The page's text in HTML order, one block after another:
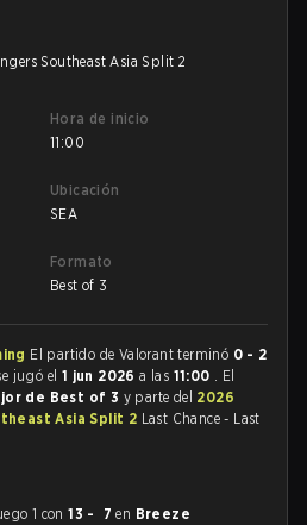
Southeast Asia Split 2
Hora de inicio
11:00
Ubicación
SEA
Formato
Best of 3
El partido de Valorant terminó 0 - 2
jugó el 1 jun 2026a las 11:00 . El
de Best of 3 y parte del 2026
Asia Split 2 Last Chance - Last
1 con13 - 7 en Breeze